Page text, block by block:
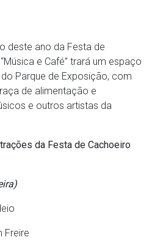
deste ano da Festa de
e Café” trará um espaço
Parque de Exposição, com
de alimentação e
e outros artistas da
da Festa de Cachoeiro
Freire